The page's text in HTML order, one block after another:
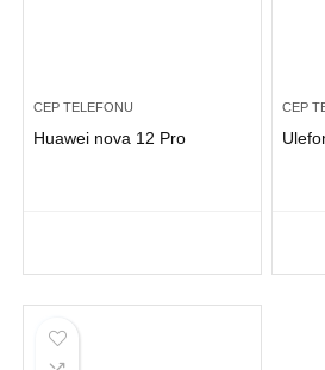
CEP TELEFONU
Huawei nova 12 Pro
CEP